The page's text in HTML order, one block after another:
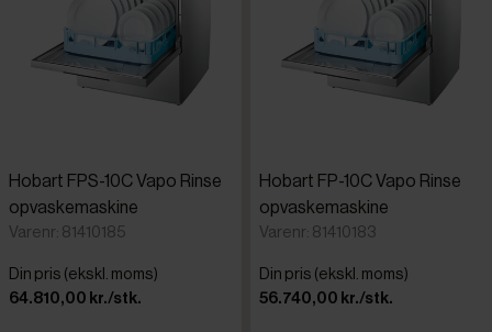
Højeste pris
Tilføjet for nylig
Miele
Stierlen
Hobart FPS-10C Vapo Rinse
opvaskemaskine
Varenr: 81410185
Din pris (ekskl. moms)
64.810,00 kr./stk.
Hobart FP-10C Vapo Rinse
opvaskemaskine
Varenr: 81410183
Din pris (ekskl. moms)
56.740,00 kr./stk.